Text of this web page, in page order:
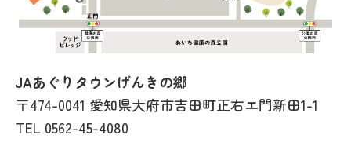
JAあぐりタウンげんきの郷
〒474-0041 愛知県大府市吉田町正右エ門新田1-1
TEL 0562-45-4080